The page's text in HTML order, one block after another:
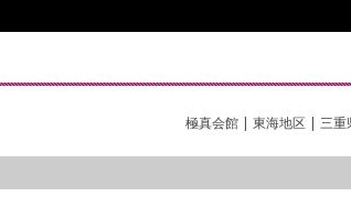
極真会館 | 東海地区 | 三重